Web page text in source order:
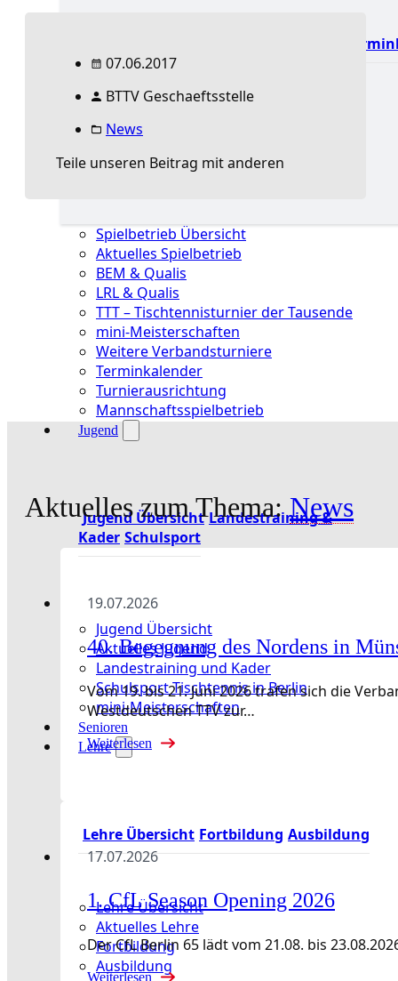
Qualis Landesrangliste
Tischtennisturnier der
Tausende
Meisterschaften
Verbandsturniere
Spielbetrieb Übersicht
Aktuelles Spielbetrieb
BEM & Qualis
LRL & Qualis
TTT – Tischtennisturnier der Tausende
mini-Meisterschaften
Weitere Verbandsturniere
Terminkalender
Turnierausrichtung
Mannschaftsspielbetrieb
Jugend
Jugend Übersicht Landestraining &
Kader Schulsport
Jugend Übersicht
Aktuelles Jugend
Landestraining und Kader
Schulsport Tischtennis in Berlin
mini-Meisterschaften
Senioren
Lehre
Lehre Übersicht Fortbildung Ausbildung
Lehre Übersicht
Aktuelles Lehre
Fortbildung
Ausbildung
07.06.2017
BTTV Geschaeftsstelle
News
Teile unseren Beitrag mit anderen
Aktuelles zum Thema:News
19.07.2026
40. Begegnung des Nordens in
Vom 19. bis 21. Juni 2026 trafen sich die
Westdeutschen TTV zur…
Weiterlesen
17.07.2026
1. CfL Season Opening 2026
Der CfL Berlin 65 lädt vom 21.08. bis
Weiterlesen